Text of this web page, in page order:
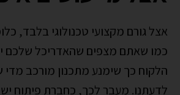
אצל גורם מקצועי טכנולוגי בלבד,
כמו שאתם מצפים שהאדריכל שלכם
הלקוח כך שימנע מתכנון מורכב מדי
לדעתנו. מעבר לכך, כחברת פיתוח